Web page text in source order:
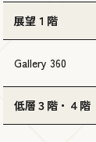
展望１階
Gallery 360
低層３階・４階